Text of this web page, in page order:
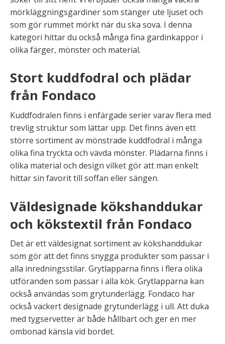
mörkläggningsgardiner som stänger ute ljuset och
som gör rummet mörkt när du ska sova. I denna
kategori hittar du också många fina gardinkappor i
olika färger, mönster och material.
Stort kuddfodral och plädar
från Fondaco
Kuddfodralen finns i enfärgade serier varav flera med
trevlig struktur som lättar upp. Det finns även ett
större sortiment av mönstrade kuddfodral i många
olika fina tryckta och vävda mönster. Plädarna finns i
olika material och design vilket gör att man enkelt
hittar sin favorit till soffan eller sängen.
Väldesignade kökshanddukar
och kökstextil från Fondaco
Det är ett väldesignat sortiment av kökshanddukar
som gör att det finns snygga produkter som passar i
alla inredningsstilar. Grytlapparna finns i flera olika
utföranden som passar i alla kök. Grytlapparna kan
också användas som grytunderlägg. Fondaco har
också vackert designade grytunderlägg i ull. Att duka
med tygservetter är både hållbart och ger en mer
ombonad känsla vid bordet.